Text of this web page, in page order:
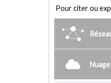
Pour citer ou